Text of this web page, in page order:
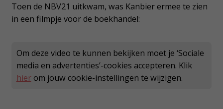
Toen de NBV21 uitkwam, was Kanbier ermee te zien
in een filmpje voor de boekhandel:
Om deze video te kunnen bekijken moet je ‘Sociale
media en advertenties’-cookies accepteren. Klik
hierom jouw cookie-instellingen te wijzigen.